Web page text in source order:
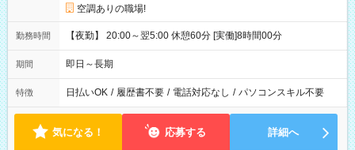
空調ありの職場!
勤務時間 【夜勤】 20:00～翌5:00 休憩60分 [実働]8時間00分
期間 即日～長期
特徴 日払いOK / 履歴書不要 / 電話対応なし / パソコンスキル不要
気になる！ 応募する 詳細へ